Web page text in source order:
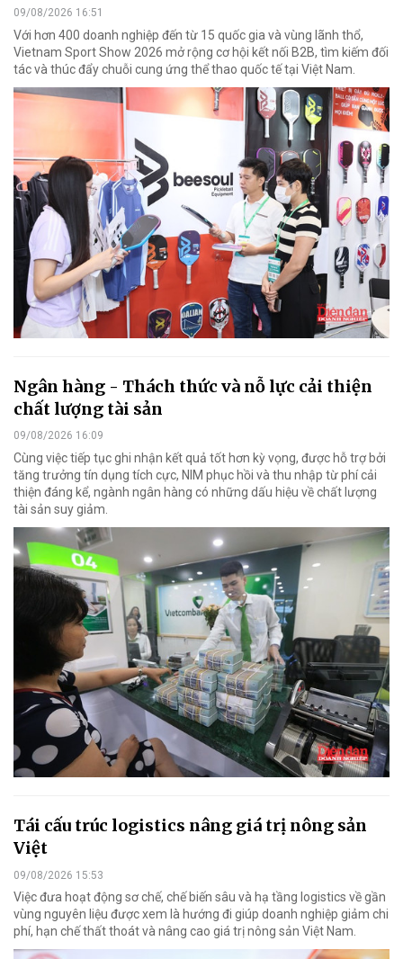
09/08/2026 16:51
Với hơn 400 doanh nghiệp đến từ 15 quốc gia và vùng lãnh thổ,
Vietnam Sport Show 2026 mở rộng cơ hội kết nối B2B, tìm kiếm đối
tác và thúc đẩy chuỗi cung ứng thể thao quốc tế tại Việt Nam.
Ngân hàng - Thách thức và nỗ lực cải thiện
chất lượng tài sản
09/08/2026 16:09
Cùng việc tiếp tục ghi nhận kết quả tốt hơn kỳ vọng, được hỗ trợ bởi
tăng trưởng tín dụng tích cực, NIM phục hồi và thu nhập từ phí cải
thiện đáng kể, ngành ngân hàng có những dấu hiệu về chất lượng
tài sản suy giảm.
Tái cấu trúc logistics nâng giá trị nông sản
Việt
09/08/2026 15:53
Việc đưa hoạt động sơ chế, chế biến sâu và hạ tầng logistics về gần
vùng nguyên liệu được xem là hướng đi giúp doanh nghiệp giảm chi
phí, hạn chế thất thoát và nâng cao giá trị nông sản Việt Nam.